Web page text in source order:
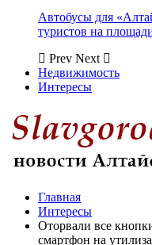
Автобусы для
туристов на
Prev Next
Недвижимость
Интересы
Главная
Интересы
Оторвали все
смартфон на